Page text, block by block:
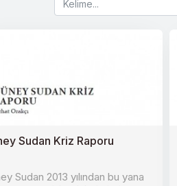
Sudan Kriz Raporu
Sudan 2013 yılından bu yana